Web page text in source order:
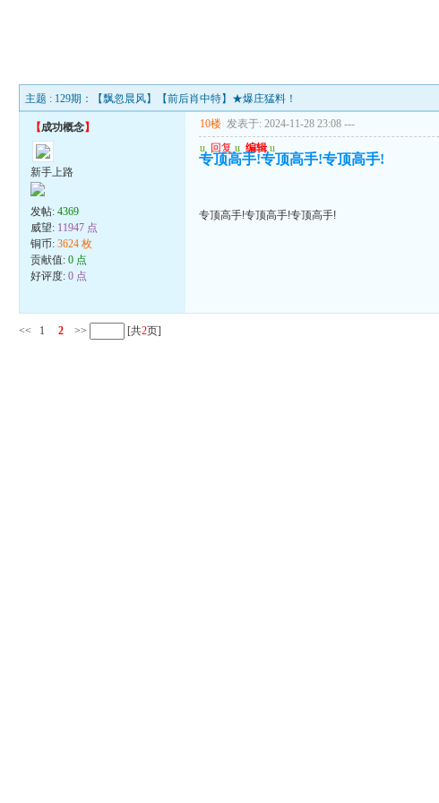
主题 : 129期：【飘忽晨风】【前后肖中特】★爆庄猛料！
【成功概念】
新手上路
发帖:4369
威望: 11947 点
铜币:3624 枚
贡献值:0 点
好评度:0 点
10楼 发表于: 2024-11-28 23:08 ---
u 回复 u 编辑 u
专顶高手!专顶高手!专顶高手!
专顶高手!专顶高手!专顶高手!
<< 1 2 >> [共2页]